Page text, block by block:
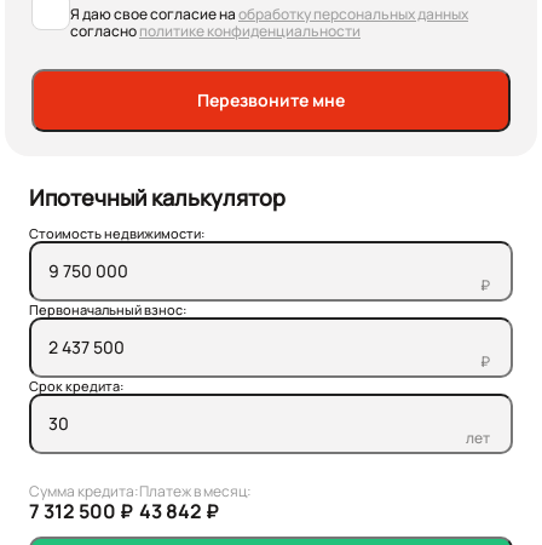
Я даю свое согласие наобработку персональных данных
согласнополитике конфиденциальности
Перезвоните мне
Ипотечный калькулятор
Стоимость недвижимости:
₽
Первоначальный взнос:
₽
Срок кредита:
лет
Сумма кредита:
7 312 500 ₽
Платеж в месяц:
43 842 ₽